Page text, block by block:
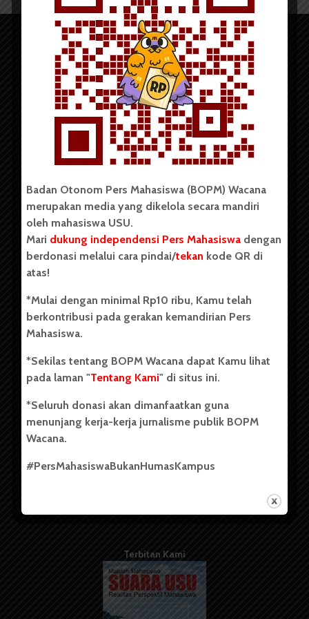
Copyright © 2023. All rights reserved BOPM WACANA.
Badan Otonom Pers Mahasiswa (BOPM) Wacana merupakan
pers mahasiswa yang berdiri di luar kampus dan dikelola
secara mandiri oleh mahasiswa Universitas Sumatera Utara
(USU). Sebelumnya BOPM Wacana merupakan salah satu
Unit Kegiatan Mahasiswa (UKM) di Universitas Sumatera
berdiri pada 1 Juli 1995.
Kontribusi
Info Iklan
Pedoman Media Siber
Kode Etik Jurnalistik
Terbitan Kami
Badan Otonom Pers Mahasiswa (BOPM) Wacana
merupakan media yang dikelola secara mandiri
oleh mahasiswa USU.
Mari dukung independensi Pers Mahasiswa dengan
berdonasi melalui cara pindai/tekan kode QR di
atas!
*Mulai dengan minimal Rp10 ribu, Kamu telah
berkontribusi pada gerakan kemandirian Pers
Mahasiswa.
*Sekilas tentang BOPM Wacana dapat Kamu lihat
pada laman "Tentang Kami" di situs ini.
*Seluruh donasi akan dimanfaatkan guna
menunjang kerja-kerja jurnalisme publik BOPM
Wacana.
#PersMahasiswaBukanHumasKampus